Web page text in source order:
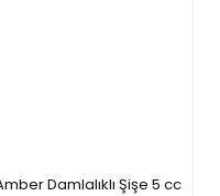
Damlalıklı Şişe 5 cc